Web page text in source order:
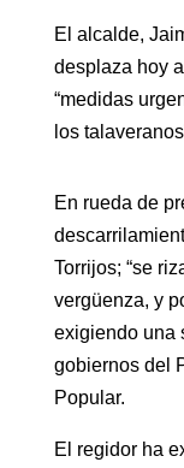
El alcalde,
desplaza hoy
“medidas
los
En rueda de
Torrijos; “se
vergüenza, y
exigiendo una
gobiernos del
Popular.
El regidor ha